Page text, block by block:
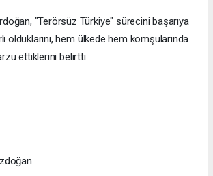
"Terörsüz Türkiye" sürecini başarıya
olduklarını, hem ülkede hem komşularında
ettiklerini belirtti.